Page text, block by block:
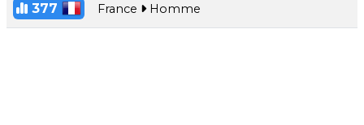
377 France Homme